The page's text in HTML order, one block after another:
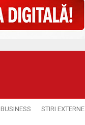
BUSINESS STIRI EXTERNE